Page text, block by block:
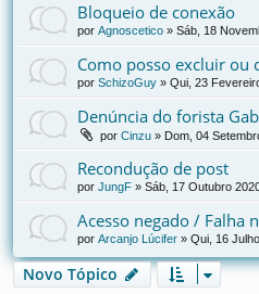
Bloqueio de conexão
por Agnoscetico » Sáb, 18
Como posso excluir ou
por SchizoGuy » Qui, 23
Denúncia do forista
por Cinzu » Dom, 04
Recondução de post
por JungF » Sáb, 17 Outubro
Acesso negado / Falha
por Arcanjo Lúcifer » Qui, 16
Novo Tópico